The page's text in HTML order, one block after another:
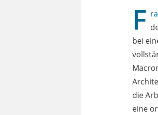
F
bei
die
eine